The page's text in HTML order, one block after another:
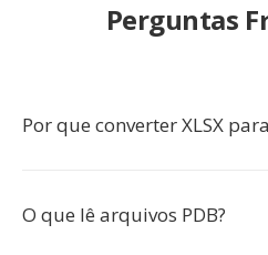
Perguntas
Por que converter XLSX
O que lê arquivos PDB?